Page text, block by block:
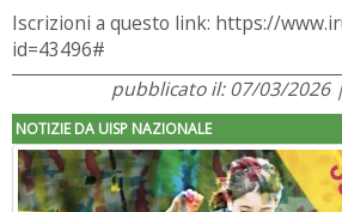
Iscrizioni a questo link: https://
id=43496#
pubblicato il: 07/03/2026
NOTIZIE DA UISP NAZIONALE